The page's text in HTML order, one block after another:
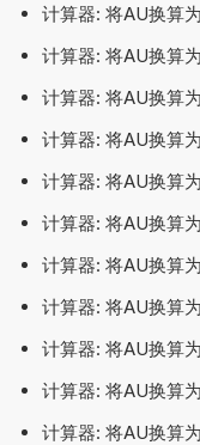
计算器: 将AU换算
计算器: 将AU换算
计算器: 将AU换算
计算器: 将AU换算
计算器: 将AU换算
计算器: 将AU换算
计算器: 将AU换算
计算器: 将AU换算
计算器: 将AU换算
计算器: 将AU换算
计算器: 将AU换算